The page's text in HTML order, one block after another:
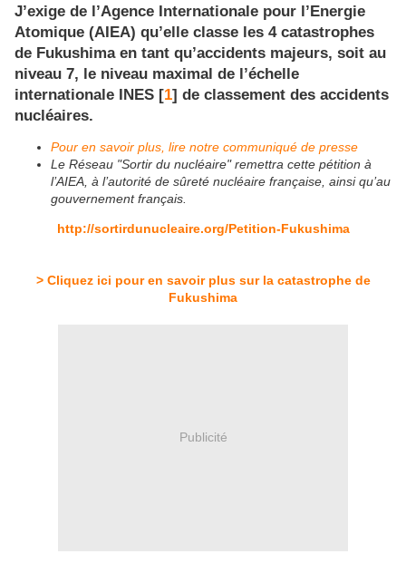
J’exige de l’Agence Internationale pour l’Energie
Atomique (AIEA) qu’elle classe les 4 catastrophes
de Fukushima en tant qu’accidents majeurs, soit au
niveau 7, le niveau maximal de l’échelle
internationale INES [1] de classement des accidents
nucléaires.
Pour en savoir plus, lire notre communiqué de presse
Le Réseau "Sortir du nucléaire" remettra cette pétition à
l’AIEA, à l’autorité de sûreté nucléaire française, ainsi qu’au
gouvernement français.
http://sortirdunucleaire.org/Petition-Fukushima
> Cliquez ici pour en savoir plus sur la catastrophe de
Fukushima
Publicité